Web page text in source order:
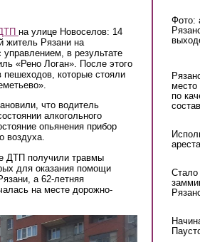
на улице Новоселов: 14
житель Рязани на
в результате
«Рено Логан». После этого
которые стояли
что водитель
алкогольного
опьянения прибор
воздуха.
ДТП получили травмы
для оказания помощи
а 62-летняя
на месте дорожно-
Фото:
место
по
Стало